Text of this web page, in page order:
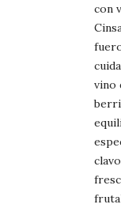
con
vino